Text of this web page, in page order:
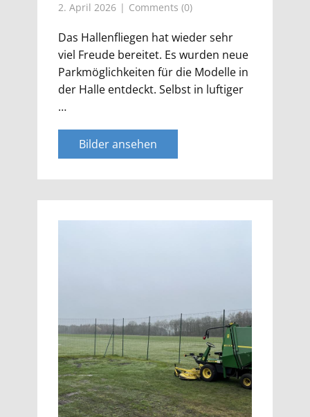
2. April 2026 Comments (0)
Das Hallenfliegen hat wieder sehr
viel Freude bereitet. Es wurden neue
Parkmöglichkeiten für die Modelle in
der Halle entdeckt. Selbst in luftiger
…
Bilder ansehen